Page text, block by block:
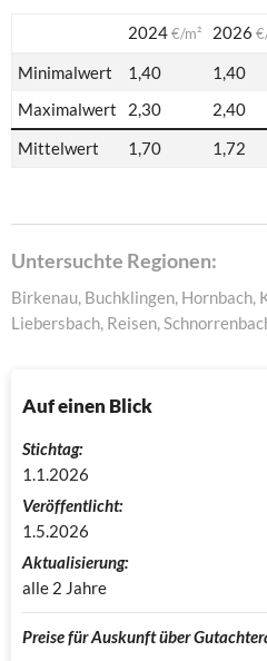
2024€/m² 2026
Minimalwert
1,40 1,40
Maximalwert
2,30 2,40
Mittelwert
1,70 1,72
Untersuchte Regionen:
Birkenau, Buchklingen, Hornbach,
Liebersbach, Reisen,
Auf einen Blick
Stichtag:
1.1.2026
Veröffentlicht:
1.5.2026
Aktualisierung:
alle 2 Jahre
Preise für Auskunft über